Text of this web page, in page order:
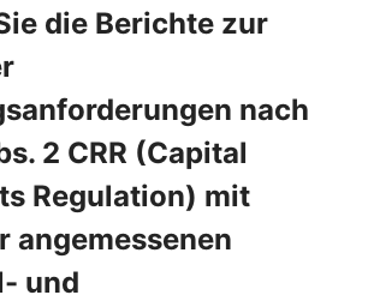
die Berichte zur
nach
2 CRR (Capital
Regulation) mit
angemessenen
und